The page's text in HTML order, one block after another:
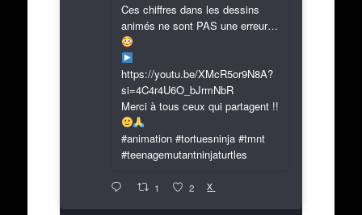
Ces chiffres dans les dessins
animés ne sont PAS une erreur…
https://youtu.be/XMcR5or9N8A?
si=4C4r4U6O_bJrmNbR
Merci à tous ceux qui partagent !!
#animation #tortuesninja #tmnt
#teenagemutantninjaturtles
1 2 X